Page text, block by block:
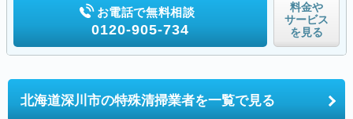
お電話で無料相談
0120-905-734
料金や
サービス
を見る
北海道深川市の特殊清掃業者を一覧で見る